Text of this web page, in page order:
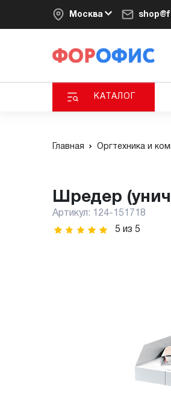
Москва
КАТАЛОГ
Главная Оргтехника и
Шредер
Артикул:
124-151718
5 из 5